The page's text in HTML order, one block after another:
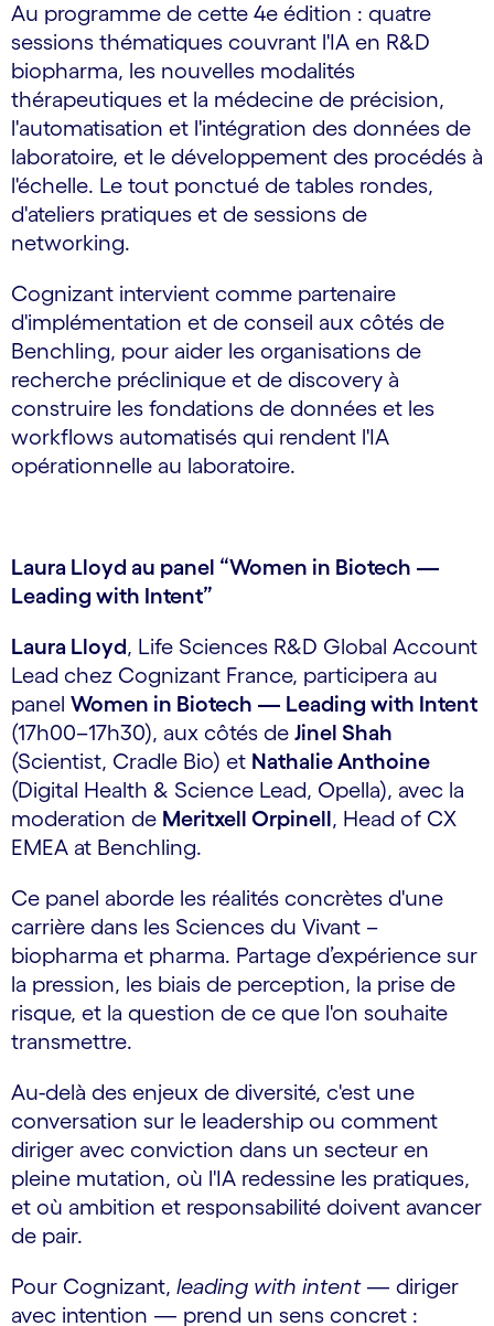
Au programme de cette 4e édition : quatre
sessions thématiques couvrant l'IA en R&D
biopharma, les nouvelles modalités
thérapeutiques et la médecine de précision,
l'automatisation et l'intégration des données de
laboratoire, et le développement des procédés à
l'échelle. Le tout ponctué de tables rondes,
d'ateliers pratiques et de sessions de
networking.
Cognizant intervient comme partenaire
d'implémentation et de conseil aux côtés de
Benchling, pour aider les organisations de
recherche préclinique et de discovery à
construire les fondations de données et les
workflows automatisés qui rendent l'IA
opérationnelle au laboratoire.
Laura Lloyd au panel “Women in Biotech —
Leading with Intent”
Laura Lloyd, Life Sciences R&D Global Account
Lead chez Cognizant France, participera au
panel Women in Biotech — Leading with Intent
(17h00–17h30), aux côtés de Jinel Shah
(Scientist, Cradle Bio) et Nathalie Anthoine
(Digital Health & Science Lead, Opella), avec la
moderation de Meritxell Orpinell, Head of CX
EMEA at Benchling.
Ce panel aborde les réalités concrètes d'une
carrière dans les Sciences du Vivant –
biopharma et pharma. Partage d’expérience sur
la pression, les biais de perception, la prise de
risque, et la question de ce que l'on souhaite
transmettre.
Au-delà des enjeux de diversité, c'est une
conversation sur le leadership ou comment
diriger avec conviction dans un secteur en
pleine mutation, où l'IA redessine les pratiques,
et où ambition et responsabilité doivent avancer
de pair.
Pour Cognizant, leading with intent— diriger
avec intention — prend un sens concret :